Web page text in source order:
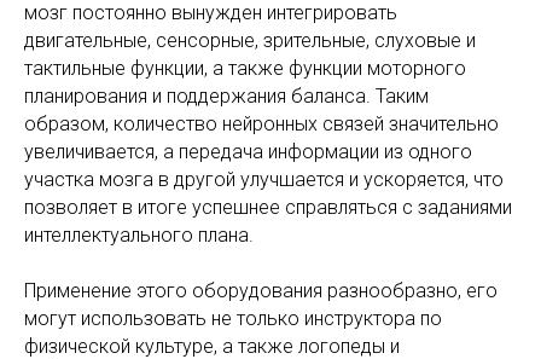
мозг постоянно вынужден интегрировать
двигательные, сенсорные, зрительные, слуховые и
тактильные функции, а также функции моторного
планирования и поддержания баланса. Таким
образом, количество нейронных связей значительно
увеличивается, а передача информации из одного
участка мозга в другой улучшается и ускоряется, что
позволяет в итоге успешнее справляться с заданиями
интеллектуального плана.
Применение этого оборудования разнообразно, его
могут использовать не только инструктора по
физической культуре, а также логопеды и